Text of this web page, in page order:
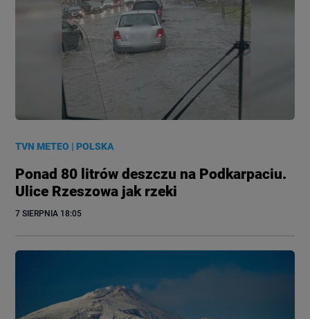
TVN METEO |POLSKA
Ponad 80 litrów deszczu na Podkarpaciu.
Ulice Rzeszowa jak rzeki
7 SIERPNIA 18:05